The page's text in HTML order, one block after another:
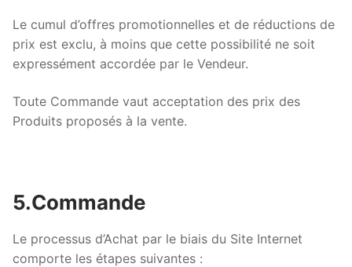
Le cumul d’offres promotionnelles et de réductions de
prix est exclu, à moins que cette possibilité ne soit
expressément accordée par le Vendeur.
Toute Commande vaut acceptation des prix des
Produits proposés à la vente.
5.Commande
Le processus d’Achat par le biais du Site Internet
comporte les étapes suivantes :